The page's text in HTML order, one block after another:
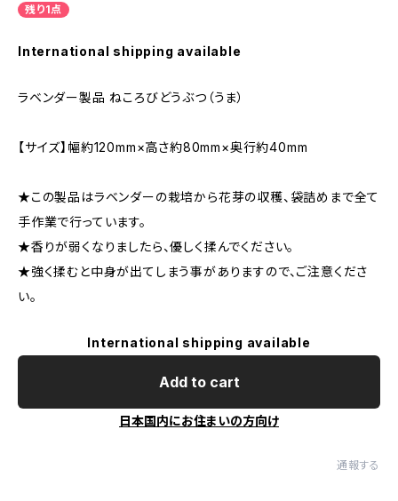
残り1点
International shipping available
ラベンダー製品 ねころびどうぶつ（うま）
【サイズ】幅約120mm×高さ約80mm×奥行約40mm
★この製品はラベンダーの栽培から花芽の収穫、袋詰めまで全て
手作業で行っています。
★香りが弱くなりましたら、優しく揉んでください。
★強く揉むと中身が出てしまう事がありますので、ご注意くださ
い。
International shipping available
Add to cart
日本国内にお住まいの方向け
通報する